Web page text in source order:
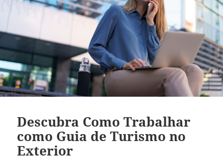
Descubra Como Trabalhar
como Guia de Turismo no
Exterior